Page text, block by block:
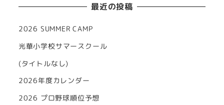
最近の投稿
2026 SUMMER CAMP
光華小学校サマースクール
(タイトルなし)
2026年度カレンダー
2026 プロ野球順位予想